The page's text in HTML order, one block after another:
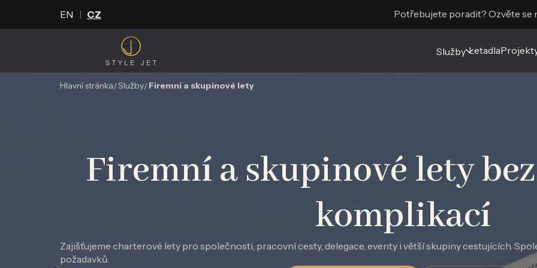
CZ
EN Potřebujete poradit? Ozvěte se
Služby Letadla
Hlavní stránka Služby Firemní a skupinové lety
Služby Letadla
Firemní a skupinové lety
komplikací
Zajišťujeme charterové lety pro společnosti, pracovní cesty, delegace, eventy i větší skupiny cestujících.
požadavků.